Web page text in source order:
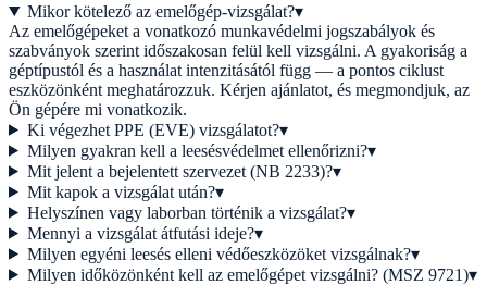
Mikor kötelező az emelőgép-vizsgálat?▾
Az emelőgépeket a vonatkozó munkavédelmi jogszabályok és
szabványok szerint időszakosan felül kell vizsgálni. A gyakoriság a
géptípustól és a használat intenzitásától függ — a pontos ciklust
eszközönként meghatározzuk. Kérjen ajánlatot, és megmondjuk, az
Ön gépére mi vonatkozik.
Ki végezhet PPE (EVE) vizsgálatot?▾
Milyen gyakran kell a leesésvédelmet ellenőrizni?▾
Mit jelent a bejelentett szervezet (NB 2233)?▾
Mit kapok a vizsgálat után?▾
Helyszínen vagy laborban történik a vizsgálat?▾
Mennyi a vizsgálat átfutási ideje?▾
Milyen egyéni leesés elleni védőeszközöket vizsgálnak?▾
Milyen időközönként kell az emelőgépet vizsgálni? (MSZ 9721)▾